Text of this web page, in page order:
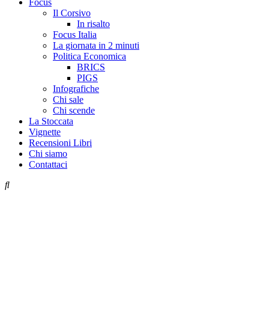
Focus
Il Corsivo
In risalto
Focus Italia
La giornata in 2 minuti
Politica Economica
BRICS
PIGS
Infografiche
Chi sale
Chi scende
La Stoccata
Vignette
Recensioni Libri
Chi siamo
Contattaci